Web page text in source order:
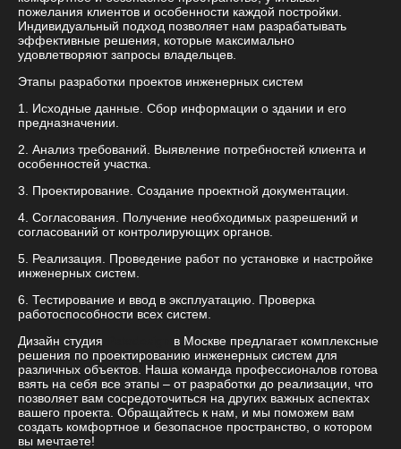
пожелания клиентов и особенности каждой постройки.
Индивидуальный подход позволяет нам разрабатывать
эффективные решения, которые максимально
удовлетворяют запросы владельцев.
Этапы разработки проектов инженерных систем
1. Исходные данные. Сбор информации о здании и его
предназначении.
2. Анализ требований. Выявление потребностей клиента и
особенностей участка.
3. Проектирование. Создание проектной документации.
4. Согласования. Получение необходимых разрешений и
согласований от контролирующих органов.
5. Реализация. Проведение работ по установке и настройке
инженерных систем.
6. Тестирование и ввод в эксплуатацию. Проверка
работоспособности всех систем.
Дизайн студия
в Москве предлагает комплексные
решения по проектированию инженерных систем для
различных объектов. Наша команда профессионалов готова
взять на себя все этапы – от разработки до реализации, что
позволяет вам сосредоточиться на других важных аспектах
вашего проекта. Обращайтесь к нам, и мы поможем вам
создать комфортное и безопасное пространство, о котором
вы мечтаете!